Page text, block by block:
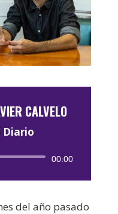
CALVELO
Diario
00:00
del año pasado